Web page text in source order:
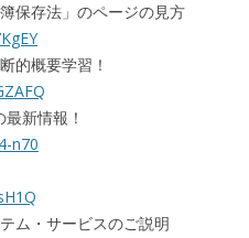
保存法」のページの見方
的概要学習！
新情報！
n70
ム・サービスのご説明